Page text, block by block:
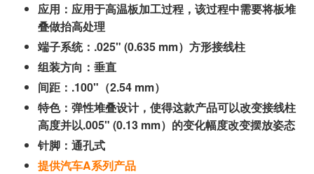
应用：应用于高温板加工过程，该过程中需要将板堆
叠做抬高处理
端子系统：.025" (0.635 mm）方形接线柱
组装方向：垂直
间距：.100"（2.54 mm）
特色：弹性堆叠设计，使得这款产品可以改变接线柱
高度并以.005" (0.13 mm）的变化幅度改变摆放姿态
针脚：通孔式
提供汽车A系列产品